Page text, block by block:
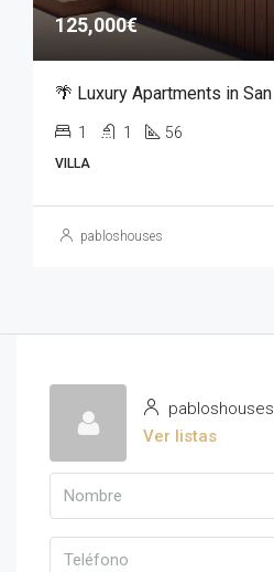
125,000€
1 1 56
VILLA
pabloshouses
pabloshouses
Ver listas